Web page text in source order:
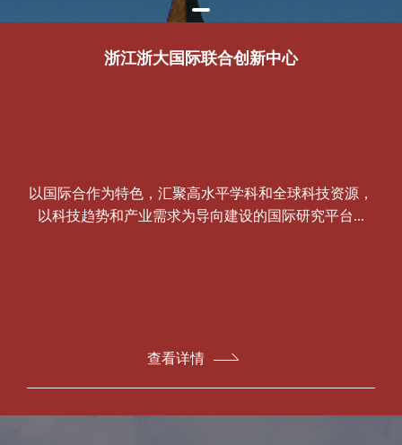
浙江浙大国际联合创新中心
以国际合作为特色，汇聚高水平学科和全球科技资源，
以科技趋势和产业需求为导向建设的国际研究平台...
查看详情